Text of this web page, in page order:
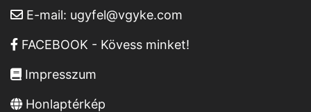
E-mail: ugyfel@vgyke.com
FACEBOOK - Kövess minket!
Impresszum
Honlaptérkép